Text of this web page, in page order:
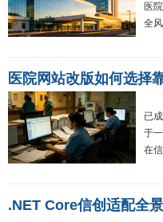
医
全
医院网站改版如何选择
已
于
在
.NET Core信创适配全